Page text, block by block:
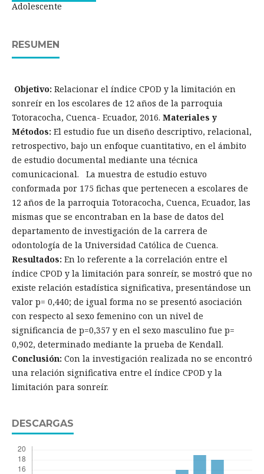
Adolescente
RESUMEN
Objetivo: Relacionar el índice CPOD y la limitación en
sonreír en los escolares de 12 años de la parroquia
Totoracocha, Cuenca- Ecuador, 2016. Materiales y
Métodos: El estudio fue un diseño descriptivo, relacional,
retrospectivo, bajo un enfoque cuantitativo, en el ámbito
de estudio documental mediante una técnica
comunicacional. La muestra de estudio estuvo
conformada por 175 fichas que pertenecen a escolares de
12 años de la parroquia Totoracocha, Cuenca, Ecuador, las
mismas que se encontraban en la base de datos del
departamento de investigación de la carrera de
odontología de la Universidad Católica de Cuenca.
Resultados: En lo referente a la correlación entre el
índice CPOD y la limitación para sonreír, se mostró que no
existe relación estadística significativa, presentándose un
valor p= 0,440; de igual forma no se presentó asociación
con respecto al sexo femenino con un nivel de
significancia de p=0,357 y en el sexo masculino fue p=
0,902, determinado mediante la prueba de Kendall.
Conclusión: Con la investigación realizada no se encontró
una relación significativa entre el índice CPOD y la
limitación para sonreír.
DESCARGAS